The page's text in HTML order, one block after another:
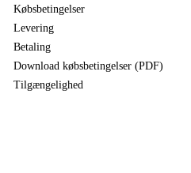
Købsbetingelser
Levering
Betaling
Download købsbetingelser (PDF)
Tilgængelighed